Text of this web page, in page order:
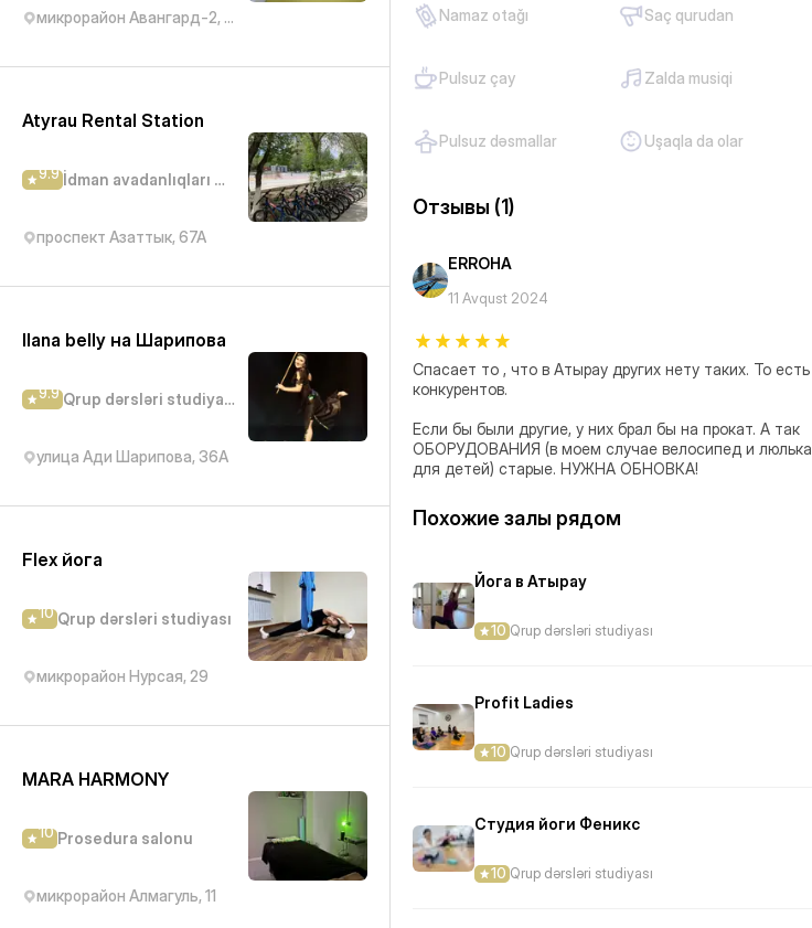
микрорайон Авангард-2, 23Б
Atyrau Rental Station
9.9 İdman avadanlıqları mağazası
проспект Азаттык, 67А
Ilana belly на Шарипова
9.9 Qrup dərsləri studiyası
улица Ади Шарипова, 36А
Flex йога
10 Qrup dərsləri studiyası
микрорайон Нурсая, 29
MARA HARMONY
10 Prosedura salonu
микрорайон Алмагуль, 11
Namaz otağı Saç qurudan
Pulsuz çay Zalda musiqi
Pulsuz dəsmallar Uşaqla da olar
Отзывы (1)
ERROHA
11 Avqust 2024
Спасает то , что в Атырау других нету таких. То есть
конкурентов.
Если бы были другие, у них брал бы на прокат. А так
ОБОРУДОВАНИЯ (в моем случае велосипед и люлька
для детей) старые. НУЖНА ОБНОВКА!
Похожие залы рядом
Йога в Атырау
10 Qrup dərsləri studiyası
Profit Ladies
10 Qrup dərsləri studiyası
Студия йоги Феникс
10 Qrup dərsləri studiyası